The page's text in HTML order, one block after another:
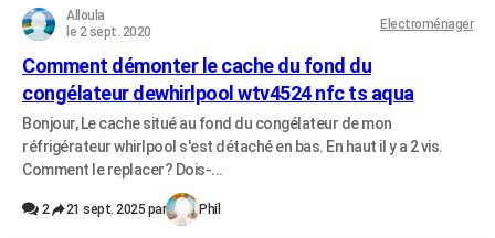
Alloula
le 2 sept. 2020
Electroménager
Comment démonter le cache du fond du
congélateur dewhirlpool wtv4524 nfc ts aqua
Bonjour, Le cache situé au fond du congélateur de mon
réfrigérateur whirlpool s'est détaché en bas. En haut il y a 2 vis.
Comment le replacer? Dois-...
2 21 sept. 2025 par Phil